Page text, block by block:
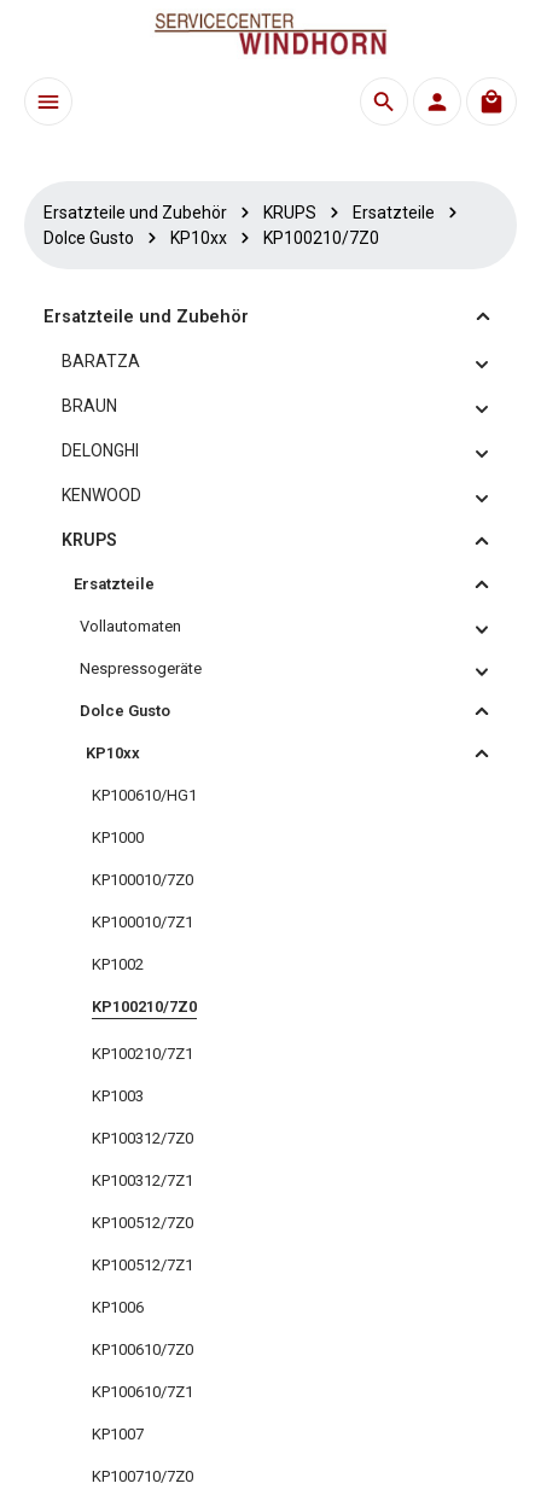
Zum Hauptinhalt springen
Ersatzteile und Zubehör KRUPS
Ersatzteile
Dolce Gusto
KP10xx KP100210/7Z0
Ersatzteile und Zubehör
BARATZA
BRAUN
DELONGHI
KENWOOD
KRUPS
Ersatzteile
Vollautomaten
Nespressogeräte
Dolce Gusto
KP10xx
KP100610/HG1
KP1000
KP100010/7Z0
KP100010/7Z1
KP1002
KP100210/7Z0
KP100210/7Z1
KP1003
KP100312/7Z0
KP100312/7Z1
KP100512/7Z0
KP100512/7Z1
KP1006
KP100610/7Z0
KP100610/7Z1
KP1007
KP100710/7Z0